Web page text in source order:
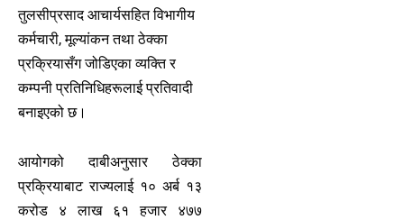
तुलसीप्रसाद आचार्यसहित विभागीय
कर्मचारी, मूल्यांकन तथा ठेक्का
प्रक्रियासँग जोडिएका व्यक्ति र
कम्पनी प्रतिनिधिहरूलाई प्रतिवादी
बनाइएको छ।
आयोगको दाबीअनुसार ठेक्का
प्रक्रियाबाट राज्यलाई १० अर्ब १३
करोड ४ लाख ६१ हजार ४७७